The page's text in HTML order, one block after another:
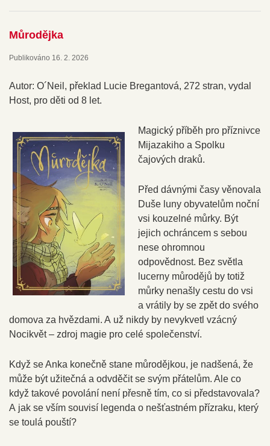
Můrodějka
Publikováno 16. 2. 2026
Autor: O´Neil, překlad Lucie Bregantová, 272 stran, vydal
Host, pro děti od 8 let.
Magický příběh pro příznivce
Mijazakiho a Spolku
čajových draků.
Před dávnými časy věnovala
Duše luny obyvatelům noční
vsi kouzelné můrky. Být
jejich ochráncem s sebou
nese ohromnou
odpovědnost. Bez světla
lucerny můrodějů by totiž
můrky nenašly cestu do vsi
a vrátily by se zpět do svého
domova za hvězdami. A už nikdy by nevykvetl vzácný
Nocikvět – zdroj magie pro celé společenství.
Když se Anka konečně stane můrodějkou, je nadšená, že
může být užitečná a odvděčit se svým přátelům. Ale co
když takové povolání není přesně tím, co si představovala?
A jak se vším souvisí legenda o nešťastném přízraku, který
se toulá pouští?